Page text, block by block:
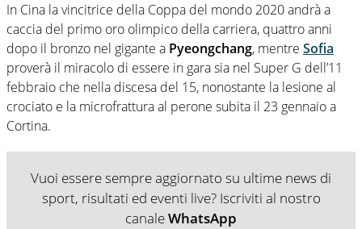
In Cina la vincitrice della Coppa del mondo 2020 andrà a
caccia del primo oro olimpico della carriera, quattro anni
dopo il bronzo nel gigante a Pyeongchang, mentre Sofia
proverà il miracolo di essere in gara sia nel Super G dell’11
febbraio che nella discesa del 15, nonostante la lesione al
crociato e la microfrattura al perone subita il 23 gennaio a
Cortina.
Vuoi essere sempre aggiornato su ultime news di
sport, risultati ed eventi live? Iscriviti al nostro
canaleWhatsApp